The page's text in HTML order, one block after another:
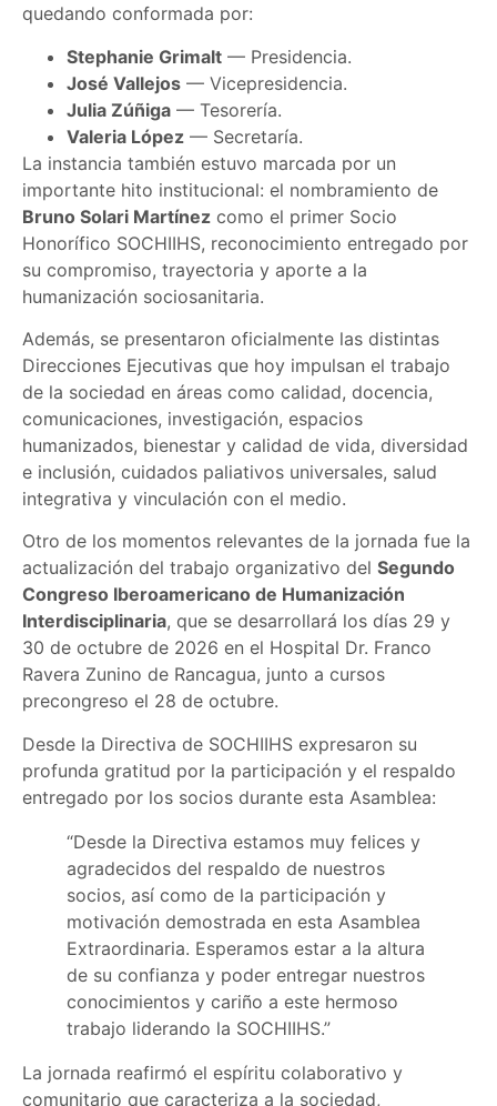
quedando conformada por:
Stephanie Grimalt — Presidencia.
José Vallejos — Vicepresidencia.
Julia Zúñiga — Tesorería.
Valeria López — Secretaría.
La instancia también estuvo marcada por un
importante hito institucional: el nombramiento de
Bruno Solari Martínez como el primer Socio
Honorífico SOCHIIHS, reconocimiento entregado por
su compromiso, trayectoria y aporte a la
humanización sociosanitaria.
Además, se presentaron oficialmente las distintas
Direcciones Ejecutivas que hoy impulsan el trabajo
de la sociedad en áreas como calidad, docencia,
comunicaciones, investigación, espacios
humanizados, bienestar y calidad de vida, diversidad
e inclusión, cuidados paliativos universales, salud
integrativa y vinculación con el medio.
Otro de los momentos relevantes de la jornada fue la
actualización del trabajo organizativo del Segundo
Congreso Iberoamericano de Humanización
Interdisciplinaria, que se desarrollará los días 29 y
30 de octubre de 2026 en el Hospital Dr. Franco
Ravera Zunino de Rancagua, junto a cursos
precongreso el 28 de octubre.
Desde la Directiva de SOCHIIHS expresaron su
profunda gratitud por la participación y el respaldo
entregado por los socios durante esta Asamblea:
“Desde la Directiva estamos muy felices y
agradecidos del respaldo de nuestros
socios, así como de la participación y
motivación demostrada en esta Asamblea
Extraordinaria. Esperamos estar a la altura
de su confianza y poder entregar nuestros
conocimientos y cariño a este hermoso
trabajo liderando la SOCHIIHS.”
La jornada reafirmó el espíritu colaborativo y
comunitario que caracteriza a la sociedad,